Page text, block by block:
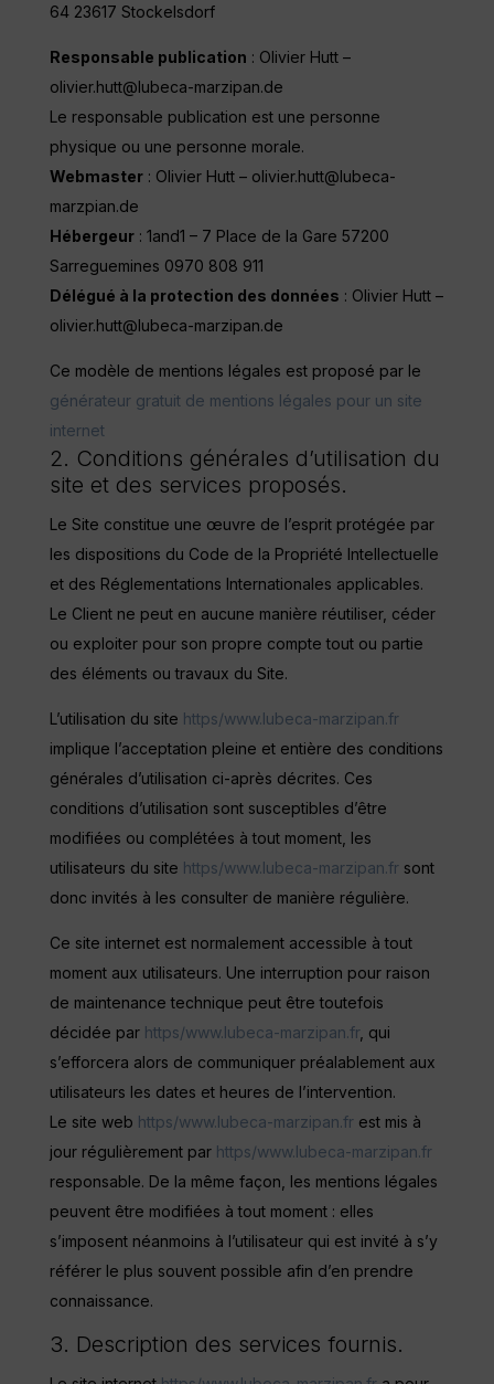
64 23617 Stockelsdorf
Responsable publication : Olivier Hutt –
olivier.hutt@lubeca-marzipan.de
Le responsable publication est une personne
physique ou une personne morale.
Webmaster: Olivier Hutt – olivier.hutt@lubeca-
marzpian.de
Hébergeur: 1and1 – 7 Place de la Gare 57200
Sarreguemines 0970 808 911
Délégué à la protection des données : Olivier Hutt –
olivier.hutt@lubeca-marzipan.de
Ce modèle de mentions légales est proposé par le
générateur gratuit de mentions légales pour un site
internet
2. Conditions générales d’utilisation du
site et des services proposés.
Le Site constitue une œuvre de l’esprit protégée par
les dispositions du Code de la Propriété Intellectuelle
et des Réglementations Internationales applicables.
Le Client ne peut en aucune manière réutiliser, céder
ou exploiter pour son propre compte tout ou partie
des éléments ou travaux du Site.
L’utilisation du site https/www.lubeca-marzipan.fr
implique l’acceptation pleine et entière des conditions
générales d’utilisation ci-après décrites. Ces
conditions d’utilisation sont susceptibles d’être
modifiées ou complétées à tout moment, les
utilisateurs du site https/www.lubeca-marzipan.frsont
donc invités à les consulter de manière régulière.
Ce site internet est normalement accessible à tout
moment aux utilisateurs. Une interruption pour raison
de maintenance technique peut être toutefois
décidée par https/www.lubeca-marzipan.fr, qui
s’efforcera alors de communiquer préalablement aux
utilisateurs les dates et heures de l’intervention.
Le site web https/www.lubeca-marzipan.frest mis à
jour régulièrement par https/www.lubeca-marzipan.fr
responsable. De la même façon, les mentions légales
peuvent être modifiées à tout moment : elles
s’imposent néanmoins à l’utilisateur qui est invité à s’y
référer le plus souvent possible afin d’en prendre
connaissance.
3. Description des services fournis.